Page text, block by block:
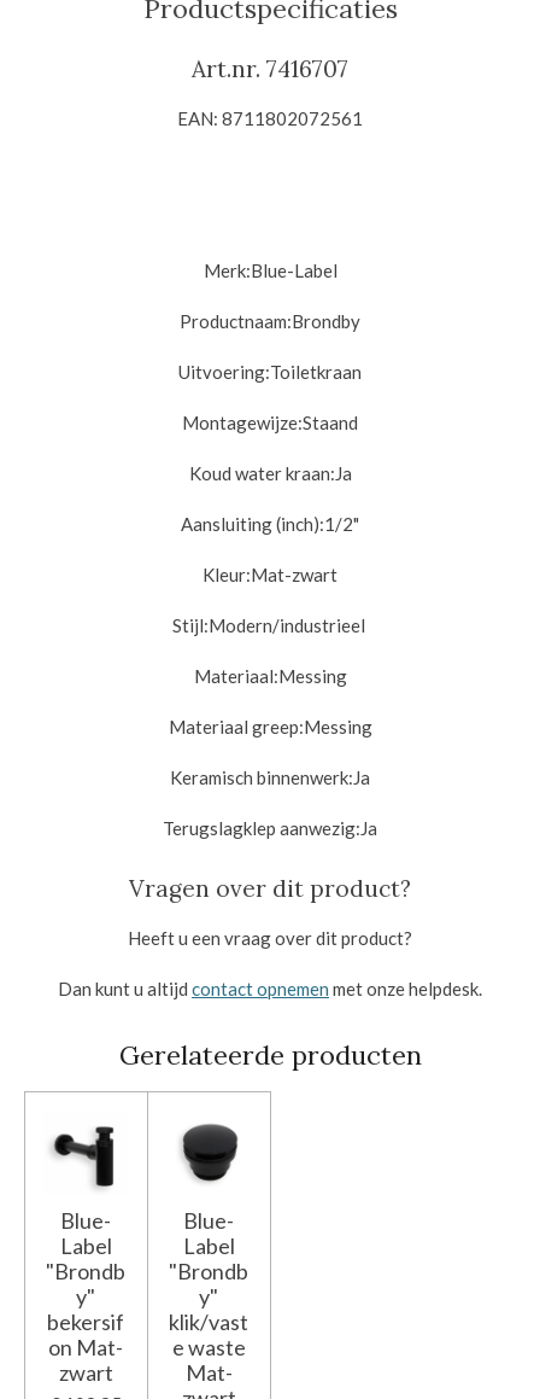
Productspecificaties
Art.nr. 7416707
EAN: 8711802072561
Merk:Blue-Label
Productnaam:Brondby
Uitvoering:Toiletkraan
Montagewijze:Staand
Koud water kraan:Ja
Aansluiting (inch):1/2"
Kleur:Mat-zwart
Stijl:Modern/industrieel
Materiaal:Messing
Materiaal greep:Messing
Keramisch binnenwerk:Ja
Terugslagklep aanwezig:Ja
Vragen over dit product?
Heeft u een vraag over dit product?
Dan kunt u altijd contact opnemen met onze helpdesk.
Gerelateerde producten
Blue-
Label
"Brondb
y"
bekersif
on Mat-
zwart
Blue-
Label
"Brondb
y"
klik/vast
e waste
Mat-